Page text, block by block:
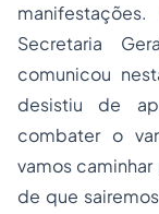
Secretaria
comunicou
desistiu de
combater o
vamos
de que